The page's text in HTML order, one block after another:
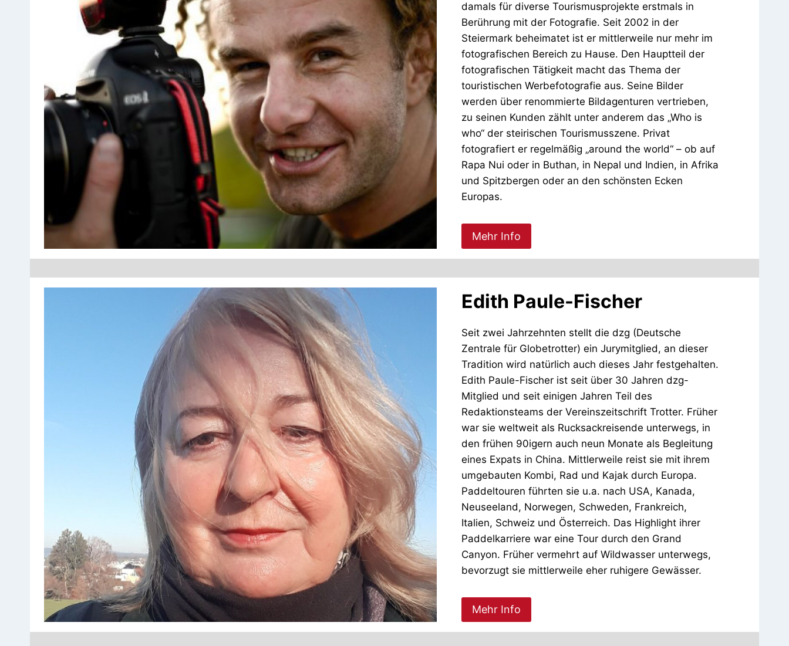
damals für diverse Tourismusprojekte erstmals in
Berührung mit der Fotografie. Seit 2002 in der
Steiermark beheimatet ist er mittlerweile nur mehr im
fotografischen Bereich zu Hause. Den Hauptteil der
fotografischen Tätigkeit macht das Thema der
touristischen Werbefotografie aus. Seine Bilder
werden über renommierte Bildagenturen vertrieben,
zu seinen Kunden zählt unter anderem das „Who is
who“ der steirischen Tourismusszene. Privat
fotografiert er regelmäßig „around the world“ – ob auf
Rapa Nui oder in Buthan, in Nepal und Indien, in Afrika
und Spitzbergen oder an den schönsten Ecken
Europas.
Mehr Info
Edith Paule-Fischer
Seit zwei Jahrzehnten stellt die dzg (Deutsche
Zentrale für Globetrotter) ein Jurymitglied, an dieser
Tradition wird natürlich auch dieses Jahr festgehalten.
Edith Paule-Fischer ist seit über 30 Jahren dzg-
Mitglied und seit einigen Jahren Teil des
Redaktionsteams der Vereinszeitschrift Trotter. Früher
war sie weltweit als Rucksackreisende unterwegs, in
den frühen 90igern auch neun Monate als Begleitung
eines Expats in China. Mittlerweile reist sie mit ihrem
umgebauten Kombi, Rad und Kajak durch Europa.
Paddeltouren führten sie u.a. nach USA, Kanada,
Neuseeland, Norwegen, Schweden, Frankreich,
Italien, Schweiz und Österreich. Das Highlight ihrer
Paddelkarriere war eine Tour durch den Grand
Canyon. Früher vermehrt auf Wildwasser unterwegs,
bevorzugt sie mittlerweile eher ruhigere Gewässer.
Mehr Info